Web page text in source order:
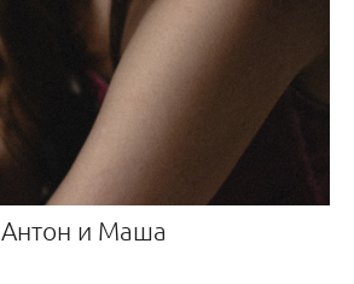
Антон и Маша